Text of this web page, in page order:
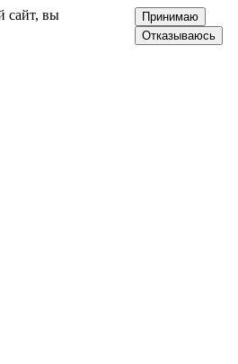
сайт, вы
Принимаю
Отказываюсь